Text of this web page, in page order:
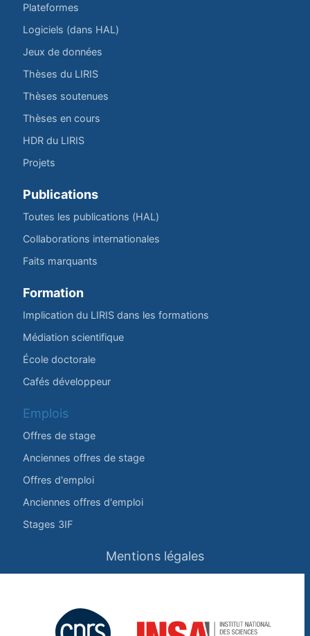
Plateformes
Logiciels (dans HAL)
Jeux de données
Thèses du LIRIS
Thèses soutenues
Thèses en cours
HDR du LIRIS
Projets
Publications
Toutes les publications (HAL)
Collaborations internationales
Faits marquants
Formation
Implication du LIRIS dans les formations
Médiation scientifique
École doctorale
Cafés développeur
Emplois
Offres de stage
Anciennes offres de stage
Offres d'emploi
Anciennes offres d'emploi
Stages 3IF
Mentions légales